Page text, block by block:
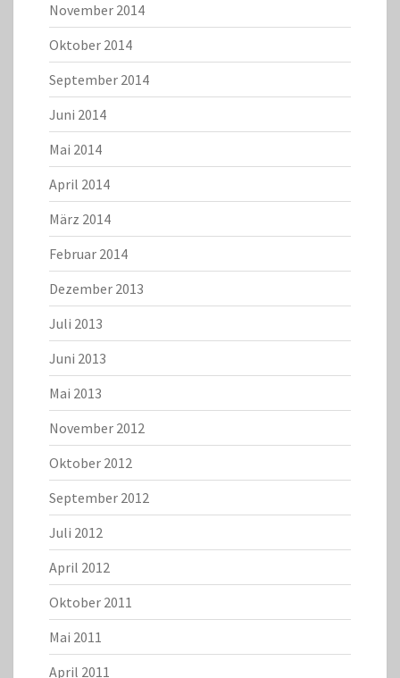
November 2014
Oktober 2014
September 2014
Juni 2014
Mai 2014
April 2014
März 2014
Februar 2014
Dezember 2013
Juli 2013
Juni 2013
Mai 2013
November 2012
Oktober 2012
September 2012
Juli 2012
April 2012
Oktober 2011
Mai 2011
April 2011